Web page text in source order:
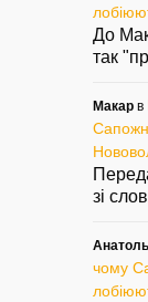
До
так
Макар в
зі
чому